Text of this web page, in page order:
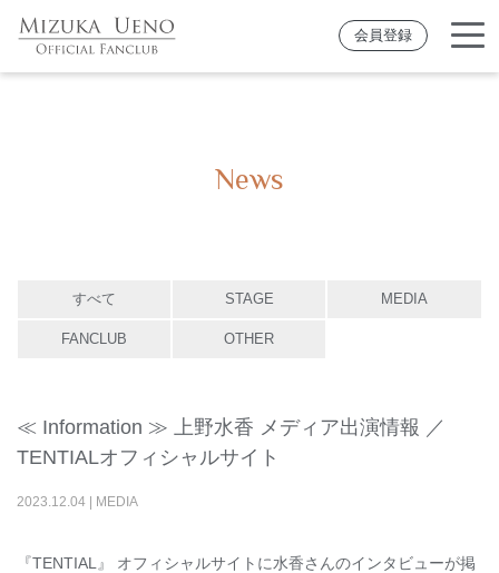
会員登録
News
すべて STAGE MEDIA
FANCLUB OTHER
≪ Information ≫ 上野水香 メディア出演情報 ／
TENTIALオフィシャルサイト
2023.12.04 MEDIA
『TENTIAL』 オフィシャルサイトに水香さんのインタビューが掲